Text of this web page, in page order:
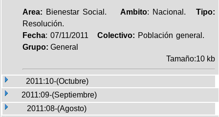
Area: Bienestar Social. Ambito: Nacional. Tipo:
Resolución.
Fecha: 07/11/2011 Colectivo: Población general.
Grupo: General
Tamaño:10 kb
2011:10-(Octubre)
2011:09-(Septiembre)
2011:08-(Agosto)